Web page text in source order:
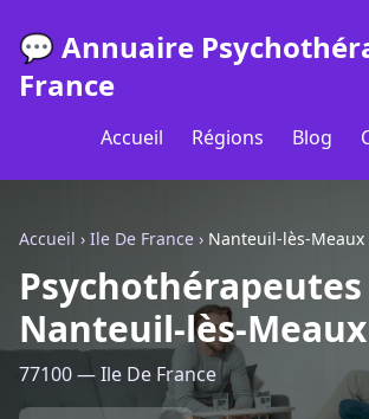
💬 Annuaire
France
Accueil Régions Blog
Accueil › Ile De France › Nanteuil-lès-Meaux
Psychothérapeutes
Nanteuil-lès-Meaux
77100 — Ile De France